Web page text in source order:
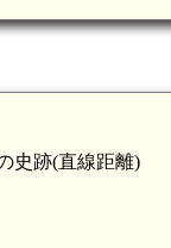
史跡(直線距離)